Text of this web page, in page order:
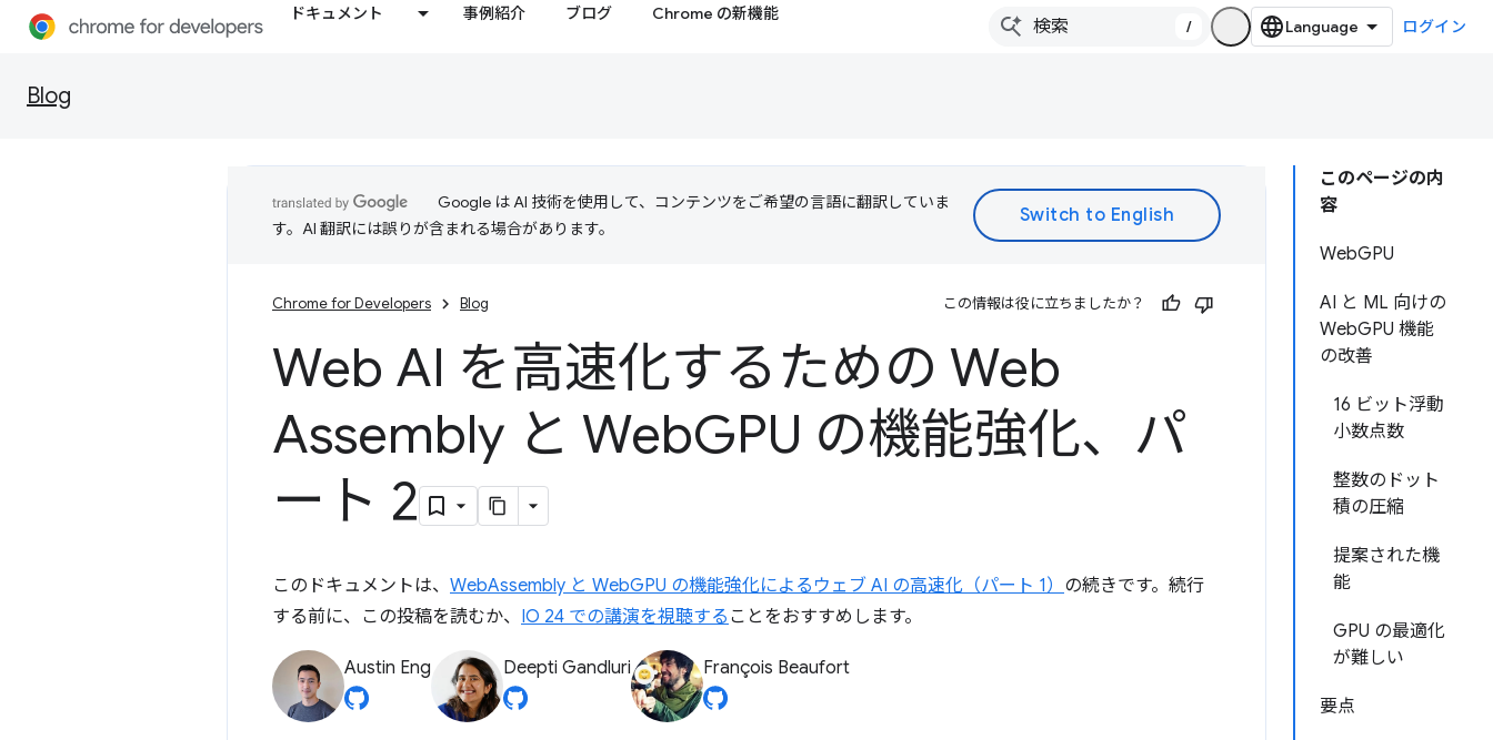
ドキュメント 事例紹介 ブログ Chrome の新機能
/ ログイン
Blog
このページの内
容
WebGPU
AI と ML 向けの
WebGPU 機能
の改善
16 ビット浮動
小数点数
整数のドット
積の圧縮
提案された機
能
GPU の最適化
が難しい
要点
Google は AI 技術を使用して、コンテンツをご希望の言語に翻訳していま
す。AI 翻訳には誤りが含まれる場合があります。
Chrome for Developers Blog この情報は役に立ちましたか？
Web AI を高速化するための Web
Assembly と WebGPU の機能強化、パ
ート 2
このドキュメントは、 WebAssembly と WebGPU の機能強化によるウェブ AI の高速化（パート 1） の続きです。続行
する前に、この投稿を読むか、 IO 24 での講演を視聴する ことをおすすめします。
Austin Eng Deepti Gandluri François Beaufort